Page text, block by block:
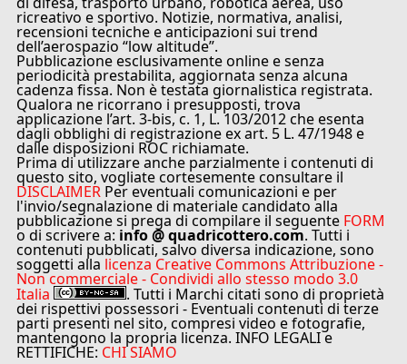
ricreativo e sportivo. Notizie, normativa, analisi,
recensioni tecniche e anticipazioni sui trend
dell’aerospazio “low altitude”.
Pubblicazione esclusivamente online e senza
periodicità prestabilita, aggiornata senza alcuna
cadenza fissa. Non è testata giornalistica registrata.
Qualora ne ricorrano i presupposti, trova
applicazione l’art. 3-bis, c. 1, L. 103/2012 che esenta
dagli obblighi di registrazione ex art. 5 L. 47/1948 e
dalle disposizioni ROC richiamate.
Prima di utilizzare anche parzialmente i contenuti di
questo sito, vogliate cortesemente consultare il
DISCLAIMER Per eventuali comunicazioni e per
l'invio/segnalazione di materiale candidato alla
pubblicazione si prega di compilare il seguente FORM
o di scrivere a: info @ quadricottero.com. Tutti i
contenuti pubblicati, salvo diversa indicazione, sono
soggetti alla licenza Creative Commons Attribuzione -
Non commerciale - Condividi allo stesso modo 3.0
Italia . Tutti i Marchi citati sono di proprietà
dei rispettivi possessori - Eventuali contenuti di terze
parti presenti nel sito, compresi video e fotografie,
mantengono la propria licenza. INFO LEGALI e
RETTIFICHE: CHI SIAMO